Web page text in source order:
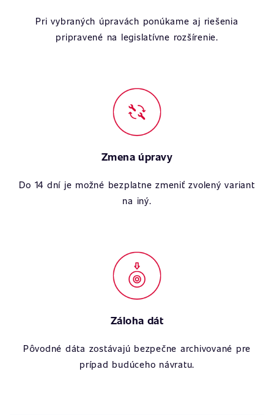
Pri vybraných úpravách ponúkame aj riešenia
pripravené na legislatívne rozšírenie.
Zmena úpravy
Do 14 dní je možné bezplatne zmeniť zvolený variant
na iný.
Záloha dát
Pôvodné dáta zostávajú bezpečne archivované pre
prípad budúceho návratu.